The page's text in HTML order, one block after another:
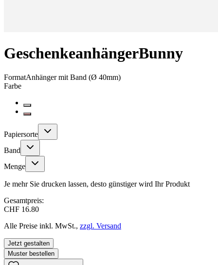
GeschenkeanhängerBunny
FormatAnhänger mit Band (Ø 40mm)
Farbe
Papiersorte
Band
Menge
Je mehr Sie drucken lassen, desto günstiger wird Ihr Produkt
Gesamtpreis:
CHF 16.80
Alle Preise inkl. MwSt., zzgl. Versand
Jetzt gestalten
Muster bestellen